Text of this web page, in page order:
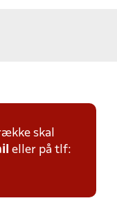
skal
eller på tlf: